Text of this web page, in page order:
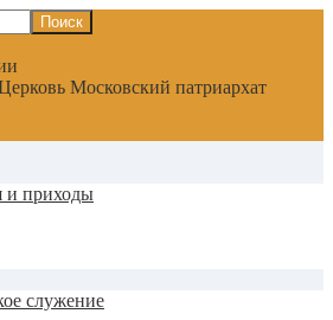
Московский патриархат
и приходы
служение